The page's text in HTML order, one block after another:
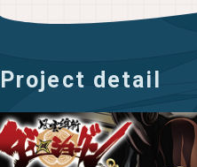
Project detail